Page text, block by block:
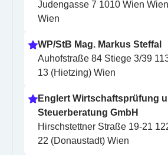
Judengasse 7 1010 Wien
Wien
WP/StB Mag. Markus Steffal
Auhofstraße 84 Stiege 3/39
13 (Hietzing) Wien
Englert Wirtschaftsprüfung
Steuerberatung GmbH
Hirschstettner Straße 19-21
22 (Donaustadt) Wien